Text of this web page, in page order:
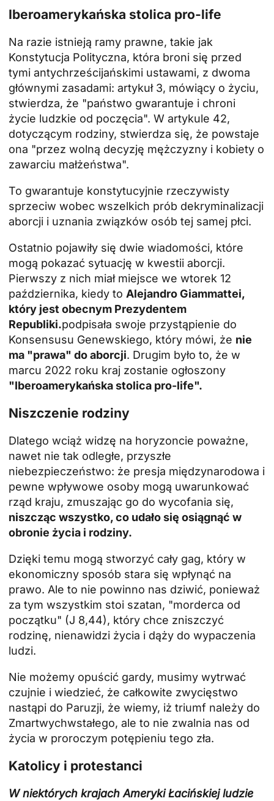
Iberoamerykańska stolica pro-life
Na razie istnieją ramy prawne, takie jak
Konstytucja Polityczna, która broni się przed
tymi antychrześcijańskimi ustawami, z dwoma
głównymi zasadami: artykuł 3, mówiący o życiu,
stwierdza, że "państwo gwarantuje i chroni
życie ludzkie od poczęcia". W artykule 42,
dotyczącym rodziny, stwierdza się, że powstaje
ona "przez wolną decyzję mężczyzny i kobiety o
zawarciu małżeństwa".
To gwarantuje konstytucyjnie rzeczywisty
sprzeciw wobec wszelkich prób dekryminalizacji
aborcji i uznania związków osób tej samej płci.
Ostatnio pojawiły się dwie wiadomości, które
mogą pokazać sytuację w kwestii aborcji.
Pierwszy z nich miał miejsce we wtorek 12
października, kiedy to Alejandro Giammattei,
który jest obecnym Prezydentem
Republiki.podpisała swoje przystąpienie do
Konsensusu Genewskiego, który mówi, że nie
ma "prawa" do aborcji. Drugim było to, że w
marcu 2022 roku kraj zostanie ogłoszony
"Iberoamerykańska stolica pro-life".
Niszczenie rodziny
Dlatego wciąż widzę na horyzoncie poważne,
nawet nie tak odległe, przyszłe
niebezpieczeństwo: że presja międzynarodowa i
pewne wpływowe osoby mogą uwarunkować
rząd kraju, zmuszając go do wycofania się,
niszcząc wszystko, co udało się osiągnąć w
obronie życia i rodziny.
Dzięki temu mogą stworzyć cały gag, który w
ekonomiczny sposób stara się wpłynąć na
prawo. Ale to nie powinno nas dziwić, ponieważ
za tym wszystkim stoi szatan, "morderca od
początku" (J 8,44), który chce zniszczyć
rodzinę, nienawidzi życia i dąży do wypaczenia
ludzi.
Nie możemy opuścić gardy, musimy wytrwać
czujnie i wiedzieć, że całkowite zwycięstwo
nastąpi do Paruzji, że wiemy, iż triumf należy do
Zmartwychwstałego, ale to nie zwalnia nas od
życia w proroczym potępieniu tego zła.
Katolicy i protestanci
W niektórych krajach Ameryki Łacińskiej ludzie